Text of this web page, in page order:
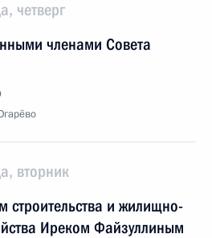
четверг
членами Совета
вторник
строительства и жилищно-
Иреком Файзуллиным